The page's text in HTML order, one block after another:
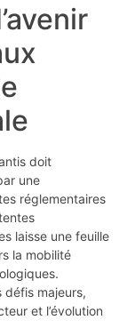
doit
une
réglementaires
laisse une feuille
la mobilité
défis majeurs,
et l’évolution